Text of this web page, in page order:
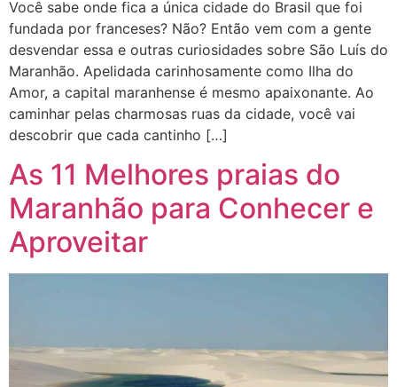
Você sabe onde fica a única cidade do Brasil que foi
fundada por franceses? Não? Então vem com a gente
desvendar essa e outras curiosidades sobre São Luís do
Maranhão. Apelidada carinhosamente como Ilha do
Amor, a capital maranhense é mesmo apaixonante. Ao
caminhar pelas charmosas ruas da cidade, você vai
descobrir que cada cantinho […]
As 11 Melhores praias do
Maranhão para Conhecer e
Aproveitar